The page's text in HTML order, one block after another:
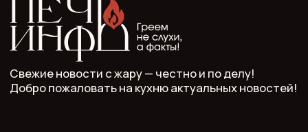
СМИ Печь.Инфо зарегистрировано
в Роскомнадзоре.
Запись в реестре зарегистрированных СМИ:
серия Эл Nº ФС77−89949 oт 15 августа 2025 г.
Учредитель: ООО "Мелодия"
Главный редактор: Кулькова А.С.
Телефон: 7 952 536 3336
Почта: redaktor.pech.info@yandex.ru
214000 Смоленская область, г. Смоленск, проспект